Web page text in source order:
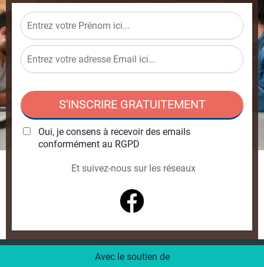
S'INSCRIRE GRATUITEMENT
Oui, je consens à recevoir des emails
conformément au RGPD
Et suivez-nous sur les réseaux
Avec le soutien de